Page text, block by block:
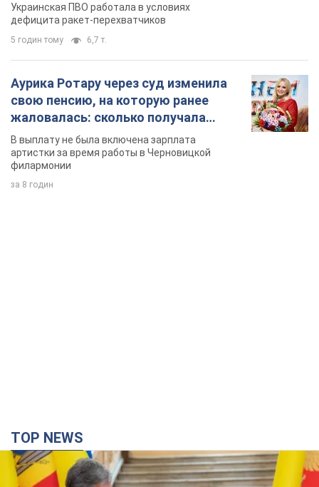
Украинская ПВО работала в условиях
дефицита ракет-перехватчиков
5 годин тому 6,7 т.
Аурика Ротару через суд изменила
свою пенсию, на которую ранее
жаловалась: сколько получала
певица
В выплату не была включена зарплата
артистки за время работы в Черновицкой
филармонии
за 8 годин
TOP NEWS